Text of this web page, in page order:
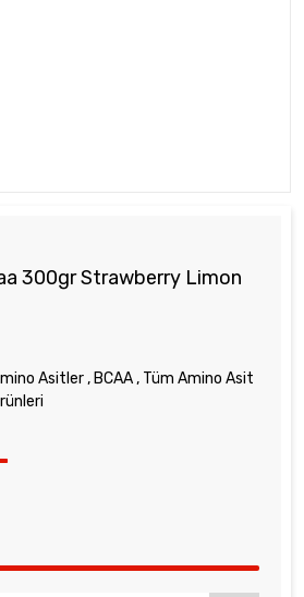
300gr Strawberry Limon
Asitler, BCAA, Tüm Amino Asit